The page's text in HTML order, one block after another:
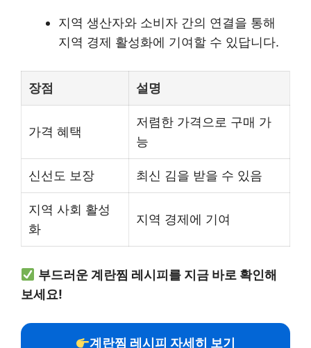
지역 생산자와 소비자 간의 연결을 통해
지역 경제 활성화에 기여할 수 있답니다.
장점 설명
가격 혜택
저렴한 가격으로 구매 가
능
신선도 보장 최신 김을 받을 수 있음
지역 사회 활성
화
지역 경제에 기여
부드러운 계란찜 레시피를 지금 바로 확인해
보세요!
계란찜 레시피 자세히 보기